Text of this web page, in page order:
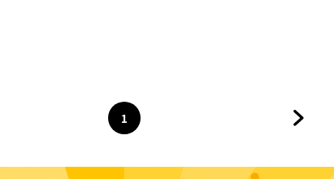
ページ
1
へ